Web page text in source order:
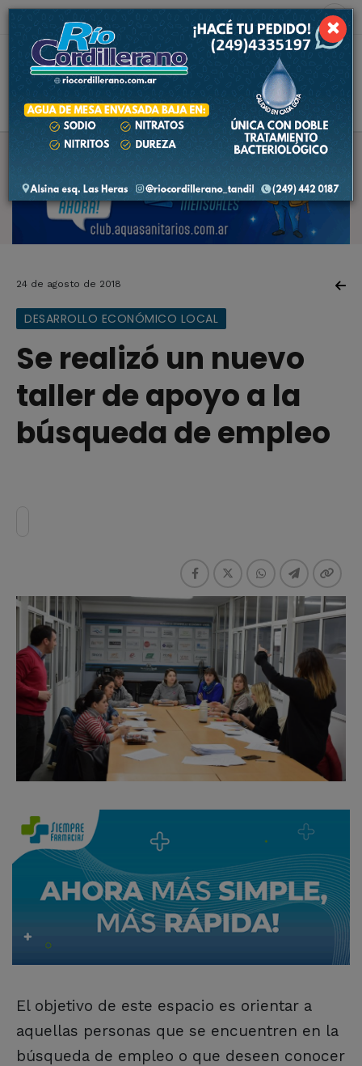
9.9 ºC
24 de agosto de 2018
DESARROLLO ECONÓMICO LOCAL
Se realizó un nuevo
taller de apoyo a la
búsqueda de empleo
El objetivo de este espacio es orientar a
aquellas personas que se encuentren en la
búsqueda de empleo o que deseen conocer
×